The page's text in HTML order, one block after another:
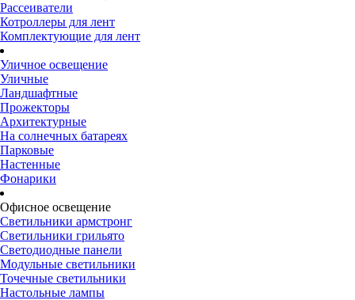
Рассеиватели
Котроллеры для лент
Комплектующие для лент
Уличное освещение
Уличные
Ландшафтные
Прожекторы
Архитектурные
На солнечных батареях
Парковые
Настенные
Фонарики
Офисное освещение
Светильники армстронг
Светильники грильято
Светодиодные панели
Модульные светильники
Точечные светильники
Настольные лампы